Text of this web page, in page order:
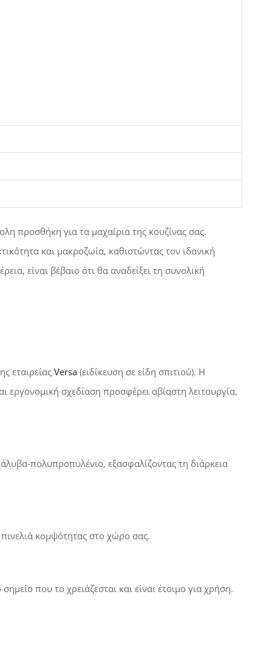
προσθήκη για τα μαχαίρια της κουζίνας σας.
και μακροζωία, καθιστώντας τον ιδανική
είναι βέβαιο ότι θα αναδείξει τη συνολική
εταιρείας Versa(ειδίκευση σε είδη σπιτιού). Η
εργονομική σχεδίαση προσφέρει αβίαστη λειτουργία,
πολυπροπυλένιο, εξασφαλίζοντας τη διάρκεια
κομψότητας στο χώρο σας.
που το χρειάζεσται και είναι έτοιμο για χρήση.